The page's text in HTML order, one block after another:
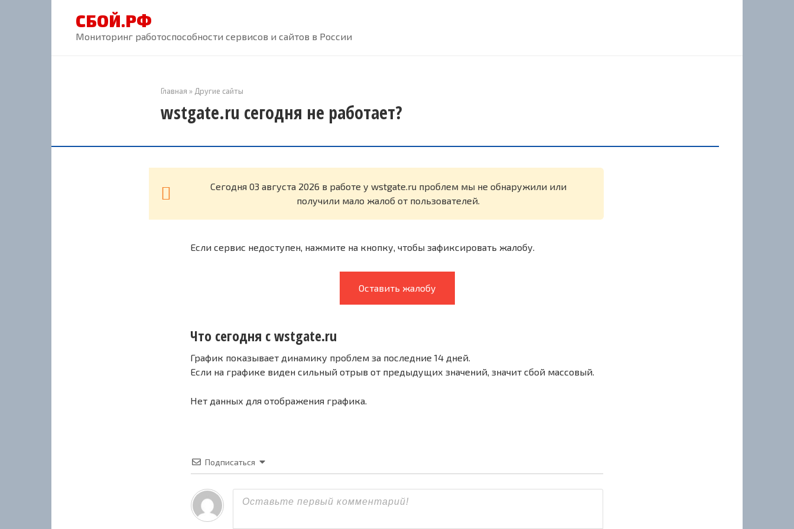
СБОЙ.РФ
Мониторинг работоспособности сервисов и сайтов в России
Главная » Другие сайты
wstgate.ru сегодня не работает?
Cегодня 03 августа 2026 в работе у wstgate.ru проблем мы не обнаружили или
получили мало жалоб от пользователей.
Если сервис недоступен, нажмите на кнопку, чтобы зафиксировать жалобу.
Оставить жалобу
Что сегодня с wstgate.ru
График показывает динамику проблем за последние 14 дней.
Если на графике виден сильный отрыв от предыдущих значений, значит сбой массовый.
Нет данных для отображения графика.
Подписаться